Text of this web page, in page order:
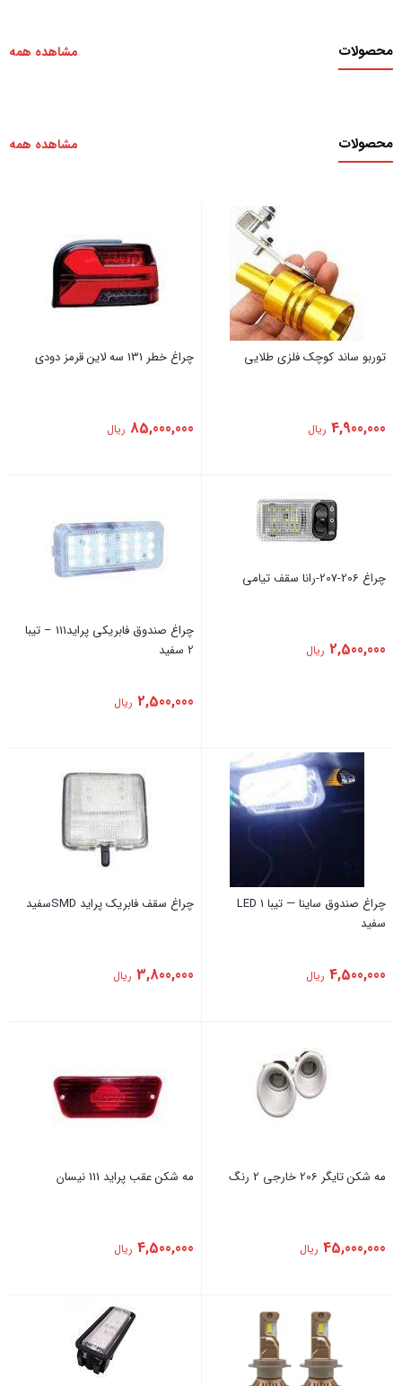
محصولات مشاهده همه
محصولات مشاهده همه
توربو ساند کوچک فلزی طلایی
4,900,000 ریال
چراغ خطر 131 سه لاین قرمز دودی
85,000,000 ریال
چراغ 206-207-رانا سقف تیامی
2,500,000 ریال
چراغ صندوق فابریکی پراید111 – تیبا
2 سفید
2,500,000 ریال
چراغ صندوق ساینا — تیبا 1 LED
سفید
4,500,000 ریال
چراغ سقف فابریک ‏پراید SMDسفید
3,800,000 ریال
مه شکن تایگر 206 خارجی 2 رنگ
45,000,000 ریال
‏مه شکن عقب ‏پراید ‏111 نیسان
4,500,000 ریال